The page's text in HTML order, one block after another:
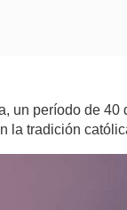
un período de
la tradición